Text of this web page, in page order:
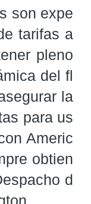
son expe
tarifas a
pleno
del fl
la
para us
Americ
obtien
d